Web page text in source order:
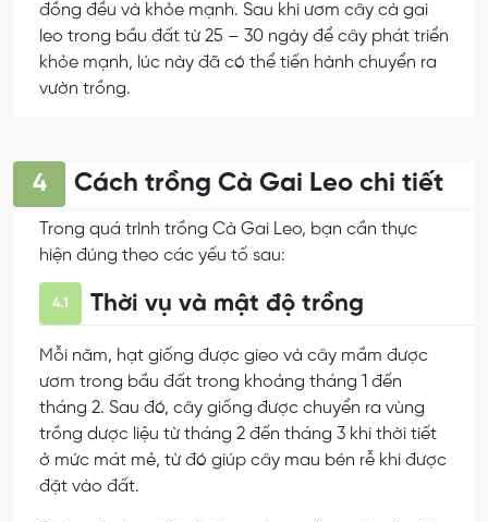
đồng đều và khỏe mạnh. Sau khi ươm cây cà gai
leo trong bầu đất từ 25 – 30 ngày để cây phát triển
khỏe mạnh, lúc này đã có thể tiến hành chuyển ra
vườn trồng.
4 Cách trồng Cà Gai Leo chi tiết
Trong quá trình trồng Cà Gai Leo, bạn cần thực
hiện đúng theo các yếu tố sau:
4.1 Thời vụ và mật độ trồng
Mỗi năm, hạt giống được gieo và cây mầm được
ươm trong bầu đất trong khoảng tháng 1 đến
tháng 2. Sau đó, cây giống được chuyển ra vùng
trồng dược liệu từ tháng 2 đến tháng 3 khi thời tiết
ở mức mát mẻ, từ đó giúp cây mau bén rễ khi được
đặt vào đất.